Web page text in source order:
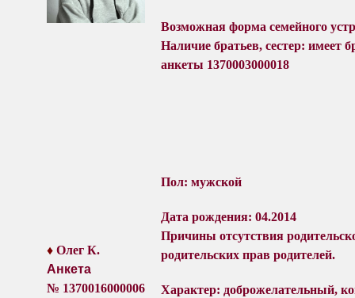
Возможная форма семейного
Наличие братьев, сестер: имеет
анкеты 1370003000018
♦ Олег К.
Анкета
№ 1370016000006
Пол: мужской
Дата рождения: 04.2014
Причины отсутствия
родительских прав родителей.
Характер: доброжелательный,